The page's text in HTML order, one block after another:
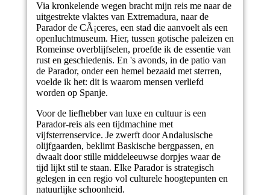
Via kronkelende wegen bracht mijn reis me naar de
uitgestrekte vlaktes van Extremadura, naar de
Parador de CÃ¡ceres, een stad die aanvoelt als een
openluchtmuseum. Hier, tussen gotische paleizen en
Romeinse overblijfselen, proefde ik de essentie van
rust en geschiedenis. En 's avonds, in de patio van
de Parador, onder een hemel bezaaid met sterren,
voelde ik het: dit is waarom mensen verliefd
worden op Spanje.
Voor de liefhebber van luxe en cultuur is een
Parador-reis als een tijdmachine met
vijfsterrenservice. Je zwerft door Andalusische
olijfgaarden, beklimt Baskische bergpassen, en
dwaalt door stille middeleeuwse dorpjes waar de
tijd lijkt stil te staan. Elke Parador is strategisch
gelegen in een regio vol culturele hoogtepunten en
natuurlijke schoonheid.